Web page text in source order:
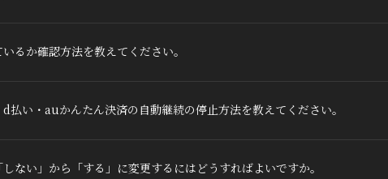
るか確認方法を教えてください。
払い・auかんたん決済の自動継続の停止方法を教えてください。
ない」から「する」に変更するにはどうすればよいですか。